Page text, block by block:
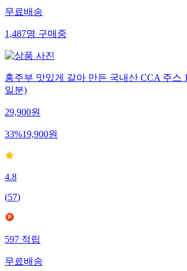
무료배송
1,487명구매중
홍주부 맛있게 갈아 만든 국내산 CCA 주스
일분)
29,900원
33%19,900원
4.8
(57)
597적립
무료배송